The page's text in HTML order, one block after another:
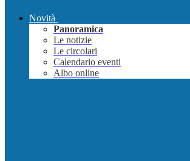
Novità
Panoramica
Le notizie
Le circolari
Calendario eventi
Albo online